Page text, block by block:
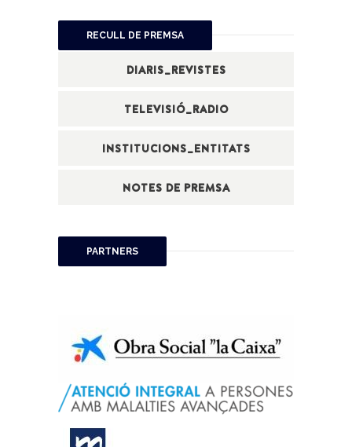
RECULL DE PREMSA
DIARIS_REVISTES
TELEVISIÓ_RADIO
INSTITUCIONS_ENTITATS
NOTES DE PREMSA
PARTNERS